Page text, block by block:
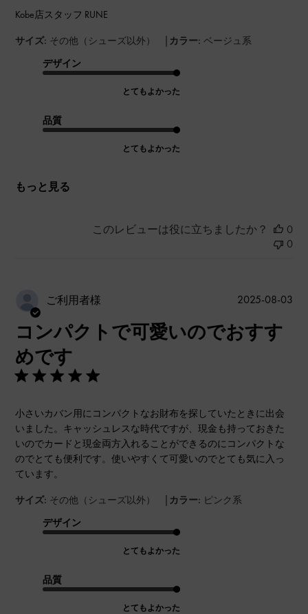
Kobe店スタッフ RUNE
サイズ: その他（シューズ以外） | カラー: ベージュ系
デザイン
とてもよかった
品質
とてもよかった
もっと見る
このレビューは役に立ちましたか？
0
0
ご利用者様
コンパクトで可愛いのでおすす
めです
小さいカバン用にコンパクトなお財布を探していたときに出会
いました。キャッシュレスな時代ですが、現金も持っておきた
いのでカードと現金両方入れることができるのにコンパクトな
のでとても便利です。使いやすくて可愛いのでとても気に入っ
ています。
サイズ: その他（シューズ以外） | カラー: ピンク系
デザイン
とてもよかった
品質
とてもよかった
公
2025-08-03